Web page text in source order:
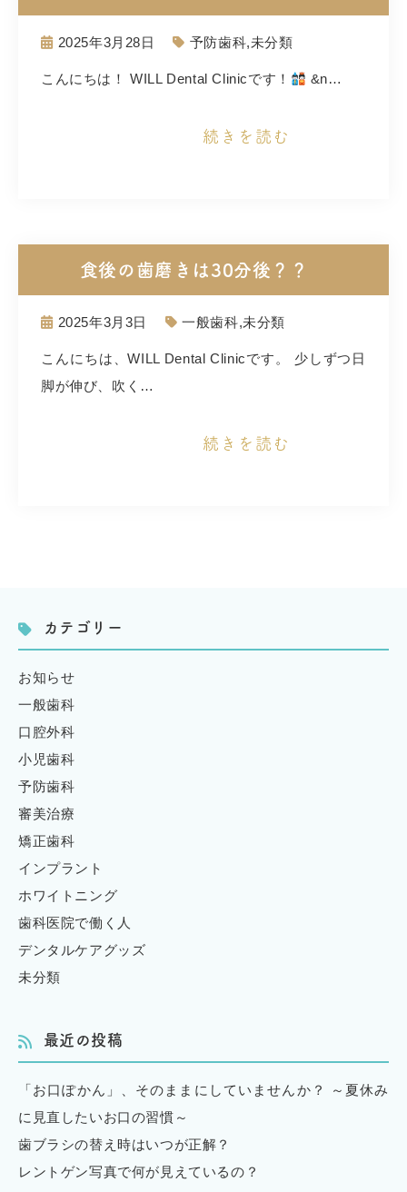
2025年3月28日 予防歯科,未分類
こんにちは！ WILL Dental Clinicです！ &n…
続きを読む
食後の歯磨きは30分後？？
2025年3月3日 一般歯科,未分類
こんにちは、WILL Dental Clinicです。 少しずつ日
脚が伸び、吹く…
続きを読む
カテゴリー
お知らせ
一般歯科
口腔外科
小児歯科
予防歯科
審美治療
矯正歯科
インプラント
ホワイトニング
歯科医院で働く人
デンタルケアグッズ
未分類
最近の投稿
「お口ぽかん」、そのままにしていませんか？ ～夏休み
に見直したいお口の習慣～
歯ブラシの替え時はいつが正解？
レントゲン写真で何が見えているの？